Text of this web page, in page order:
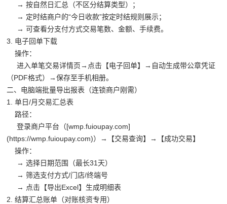
→ 按自然日汇总（不区分结算类型）；
→ 定时结商户的“今日收款”按定时结规则展示；
→ 可查看分支付方式交易笔数、金额、手续费。
3. 电子回单下载
操作：
进入单笔交易详情页→点击【电子回单】→自动生成带公章凭证
（PDF格式）→保存至手机相册。
二、电脑端批量导出报表（连锁商户刚需）
1. 单日/月交易汇总表
路径：
登录商户平台（[wmp.fuioupay.com]
(https://wmp.fuioupay.com)）→【交易查询】→【成功交易】
操作：
→ 选择日期范围（最长31天）
→ 筛选支付方式/门店/终端号
→ 点击【导出Excel】生成明细表
2. 结算汇总账单（对账核资专用）